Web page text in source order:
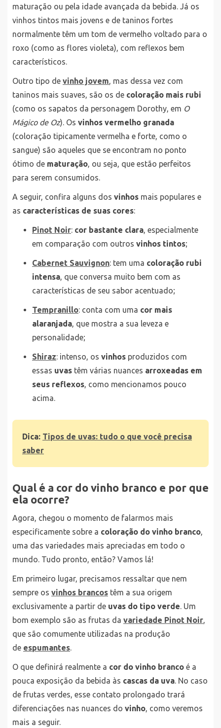
maturação ou pela idade avançada da bebida. Já os
vinhos tintos mais jovens e de taninos fortes
normalmente têm um tom de vermelho voltado para o
roxo (como as flores violeta), com reflexos bem
característicos.
Outro tipo de vinho jovem , mas dessa vez com
taninos mais suaves, são os de coloração mais rubi
(como os sapatos da personagem Dorothy, em O
Mágico de Oz). Os vinhos vermelho granada
(coloração tipicamente vermelha e forte, como o
sangue) são aqueles que se encontram no ponto
ótimo de maturação , ou seja, que estão perfeitos
para serem consumidos.
A seguir, confira alguns dos vinhos mais populares e
as características de suas cores:
Pinot Noir: cor bastante clara , especialmente
em comparação com outros vinhos tintos;
Cabernet Sauvignon: tem uma coloração rubi
intensa , que conversa muito bem com as
características de seu sabor acentuado;
Tempranillo: conta com uma cor mais
alaranjada , que mostra a sua leveza e
personalidade;
Shiraz: intenso, os vinhos produzidos com
essas uvas têm várias nuances arroxeadas em
seus reflexos , como mencionamos pouco
acima.
Dica: Tipos de uvas: tudo o que você precisa
saber
Qual é a cor do vinho branco e por que
ela ocorre?
Agora, chegou o momento de falarmos mais
especificamente sobre a coloração do vinho branco
uma das variedades mais apreciadas em todo o
mundo. Tudo pronto, então? Vamos lá!
Em primeiro lugar, precisamos ressaltar que nem
sempre os vinhos brancos têm a sua origem
exclusivamente a partir de uvas do tipo verde . Um
bom exemplo são as frutas da variedade Pinot Noir
que são comumente utilizadas na produção
de espumantes
O que definirá realmente a cor do vinho branco é a
pouca exposição da bebida às cascas da uva . No caso
de frutas verdes, esse contato prolongado trará
diferenciações nas nuances do vinho , como veremos
mais a seguir.